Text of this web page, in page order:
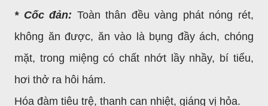
* Cốc đản: Toàn thân đều vàng phát nóng rét,
không ăn được, ăn vào là bụng đầy ách, chóng
mặt, trong miệng có chất nhớt lầy nhầy, bí tiểu,
hơi thở ra hôi hám.
Hóa đàm tiêu trệ, thanh can nhiệt, giáng vị hỏa.